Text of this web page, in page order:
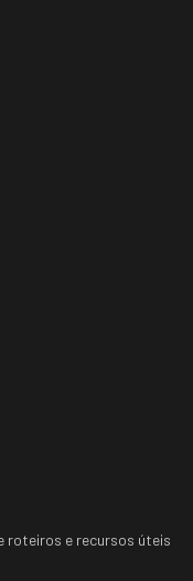
roteiros e recursos úteis